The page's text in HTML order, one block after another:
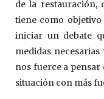
de la restauración,
tiene como
iniciar un debate
medidas
nos fuerce a pensar
situación con más